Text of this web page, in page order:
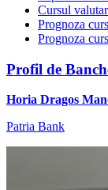
Cursul
Prognoza
Prognoza
Profil de
Horia Dragos
Patria Bank